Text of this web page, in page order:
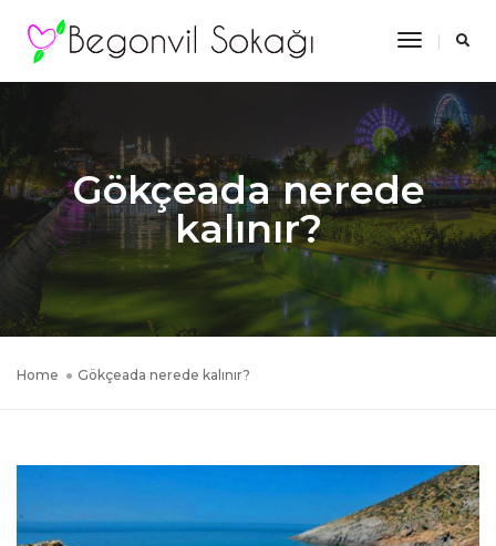
Toggle
Gökçeada nerede
kalınır?
Home Gökçeada nerede kalınır?